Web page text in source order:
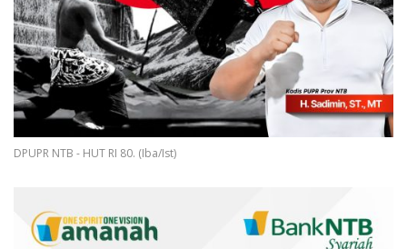
DPUPR NTB - HUT RI 80. (Iba/Ist)